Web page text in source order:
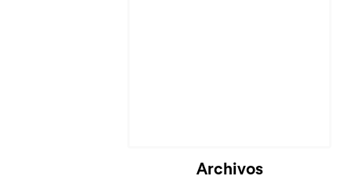
Archivos